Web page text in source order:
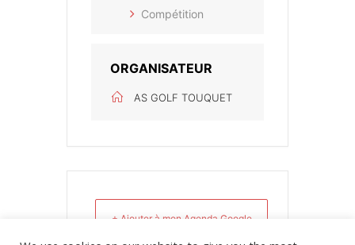
Compétition
ORGANISATEUR
AS GOLF TOUQUET
+ Ajouter à mon Agenda Google